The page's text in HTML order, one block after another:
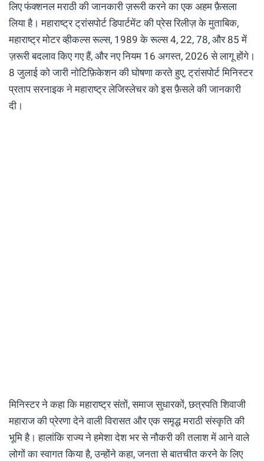
लिए फंक्शनल मराठी की जानकारी ज़रूरी करने का एक अहम फ़ैसला
लिया है। महाराष्ट्र ट्रांसपोर्ट डिपार्टमेंट की प्रेस रिलीज़ के मुताबिक,
महाराष्ट्र मोटर व्हीकल्स रूल्स, 1989 के रूल्स 4, 22, 78, और 85 में
ज़रूरी बदलाव किए गए हैं, और नए नियम 16 ​​अगस्त, 2026 से लागू होंगे।
8 जुलाई को जारी नोटिफ़िकेशन की घोषणा करते हुए, ट्रांसपोर्ट मिनिस्टर
प्रताप सरनाइक ने महाराष्ट्र लेजिस्लेचर को इस फ़ैसले की जानकारी
दी।
मिनिस्टर ने कहा कि महाराष्ट्र संतों, समाज सुधारकों, छत्रपति शिवाजी
महाराज की प्रेरणा देने वाली विरासत और एक समृद्ध मराठी संस्कृति की
भूमि है। हालांकि राज्य ने हमेशा देश भर से नौकरी की तलाश में आने वाले
लोगों का स्वागत किया है, उन्होंने कहा, जनता से बातचीत करने के लिए